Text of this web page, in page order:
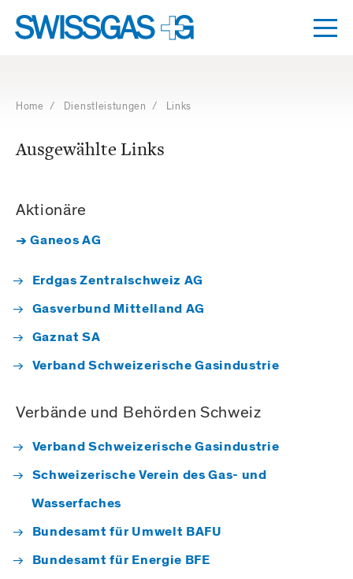
KeysHome / Dienstleistungen / Links
Ausgewählte Links
Aktionäre
→ Ganeos AG
Erdgas Zentralschweiz AG
Gasverbund Mittelland AG
Gaznat SA
Verband Schweizerische Gasindustrie
Verbände und Behörden Schweiz
Verband Schweizerische Gasindustrie
Schweizerische Verein des Gas- und
Wasserfaches
Bundesamt für Umwelt BAFU
Bundesamt für Energie BFE